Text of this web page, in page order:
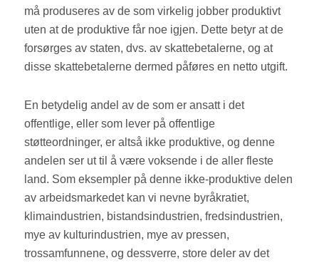
må produseres av de som virkelig jobber produktivt
uten at de produktive får noe igjen. Dette betyr at de
forsørges av staten, dvs. av skattebetalerne, og at
disse skattebetalerne dermed påføres en netto utgift.
En betydelig andel av de som er ansatt i det
offentlige, eller som lever på offentlige
støtteordninger, er altså ikke produktive, og denne
andelen ser ut til å være voksende i de aller fleste
land. Som eksempler på denne ikke-produktive delen
av arbeidsmarkedet kan vi nevne byråkratiet,
klimaindustrien, bistandsindustrien, fredsindustrien,
mye av kulturindustrien, mye av pressen,
trossamfunnene, og dessverre, store deler av det